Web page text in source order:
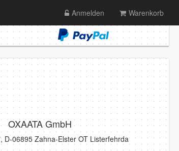
Anmelden Warenkorb
OXAATA GmbH
D-06895 Zahna-Elster OT Listerfehrda